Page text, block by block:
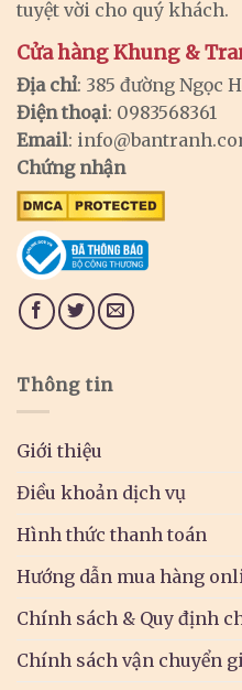
tuyệt vời cho quý khách.
Cửa hàng Khung &
Địa chỉ: 385 đường Ngọc
Điện thoại: 0983568361
Email:
Chứng nhận
Thông tin
Giới thiệu
Điều khoản dịch vụ
Hình thức thanh toán
Hướng dẫn mua hàng
Chính sách & Quy định
Chính sách vận chuyển